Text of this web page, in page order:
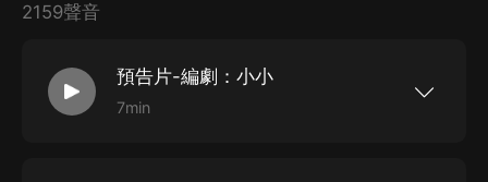
旁白-愛陌笙
邵青遠：雪月之下
顧雲可（幼年）：入夏
2159聲音
預告片-編劇：小小
7min